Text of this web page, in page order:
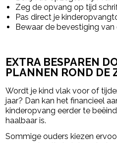
Zeg de opvang op tijd
Pas direct je
Bewaar de bevestiging
EXTRA BESPAREN
PLANNEN ROND DE
Wordt je kind vlak voor of
jaar? Dan kan het financieel
kinderopvang eerder te
haalbaar is.
Sommige ouders kiezen